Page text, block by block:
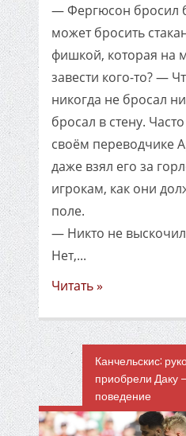
— Фергюсон бросил
может бросить
фишкой, которая на
завести кого-то? —
никогда не бросал
бросал в стену.
своём переводчике
даже взял его за
игрокам, как они
поле.
— Никто не
Нет,...
Читать »
Канчельскис:
приобрели Даку
поведение